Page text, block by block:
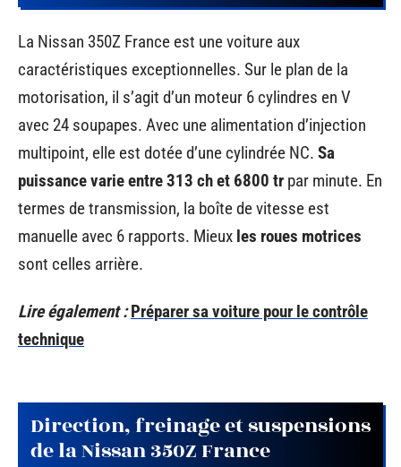
La Nissan 350Z France est une voiture aux
caractéristiques exceptionnelles. Sur le plan de la
motorisation, il s’agit d’un moteur 6 cylindres en V
avec 24 soupapes. Avec une alimentation d’injection
multipoint, elle est dotée d’une cylindrée NC. Sa
puissance varie entre 313 ch et 6800 tr par minute. En
termes de transmission, la boîte de vitesse est
manuelle avec 6 rapports. Mieux les roues motrices
sont celles arrière.
Lire également : Préparer sa voiture pour le contrôle
technique
Direction, freinage et suspensions
de la Nissan 350Z France